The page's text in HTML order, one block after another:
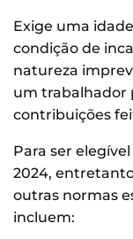
Exige uma
condição de
natureza
um trabalhador
contribuições
Para ser
2024,
outras normas
incluem: